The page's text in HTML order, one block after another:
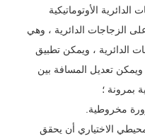
الأوتوماتيكية
الزجاجات الدائرية ، وهي
الدائرية ، ويمكن تطبيق
تعديل المسافة بين
بمرونة ؛
الاختياري أن يحقق